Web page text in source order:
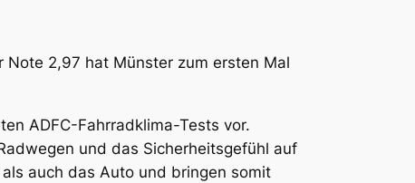
2,97 hat Münster zum ersten Mal
ADFC-Fahrradklima-Tests vor.
und das Sicherheitsgefühl auf
auch das Auto und bringen somit